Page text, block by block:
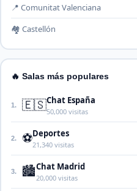
📍 Comunitat Valenciana
🏘️ Castellón
🔥 Salas más populares
1. 🇪🇸Chat España
50,000 visitas
2. ⚽Deportes
21,340 visitas
3. 🏙️Chat Madrid
20,000 visitas